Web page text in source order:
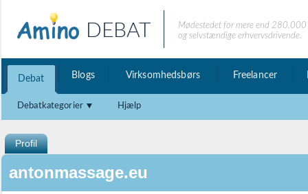
DEBAT
Mødestedet for mere end
og selvstændige erhvervsdrivende.
Debat Blogs Virksomhedsbørs Freelancer
Debatkategorier Hjælp
Profil
antonmassage.eu